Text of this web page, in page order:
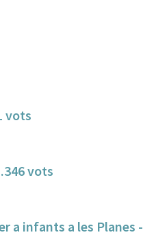
vots
vots
a infants a les Planes -